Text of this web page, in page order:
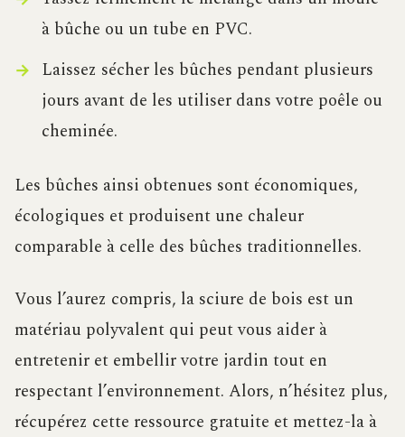
à bûche ou un tube en PVC.
Laissez sécher les bûches pendant plusieurs
jours avant de les utiliser dans votre poêle ou
cheminée.
Les bûches ainsi obtenues sont économiques,
écologiques et produisent une chaleur
comparable à celle des bûches traditionnelles.
Vous l’aurez compris, la sciure de bois est un
matériau polyvalent qui peut vous aider à
entretenir et embellir votre jardin tout en
respectant l’environnement. Alors, n’hésitez plus,
récupérez cette ressource gratuite et mettez-la à